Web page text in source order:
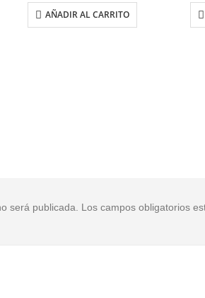
AÑADIR AL CARRITO
será publicada. Los campos obligatorios